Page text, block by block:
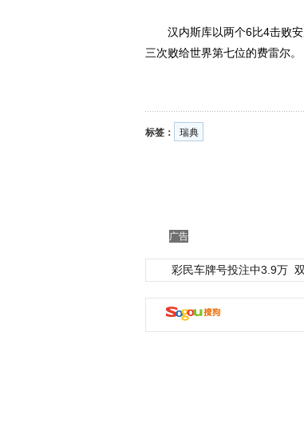
汉内斯库以两个6比4击败安
三次败给世界第七位的费雷尔。
标签： 瑞典
广告
彩民车牌号投注中3.9万